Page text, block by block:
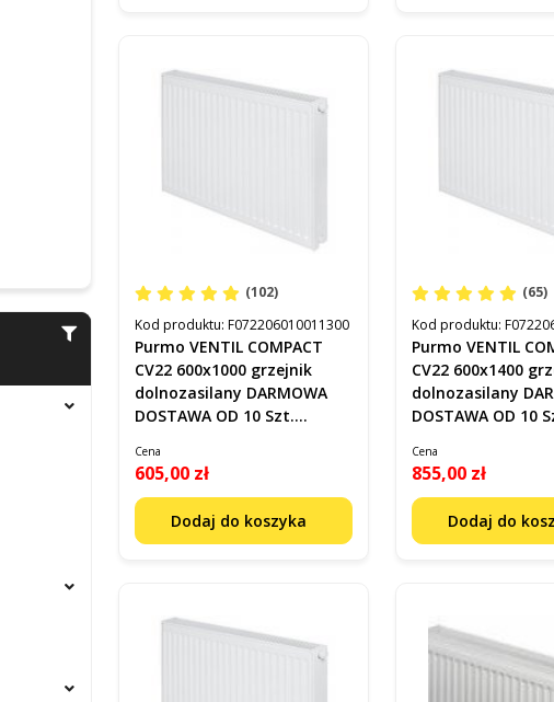
(102)
Kod produktu: F072206010011300
Purmo VENTIL COMPACT
CV22 600x1000 grzejnik
dolnozasilany DARMOWA
DOSTAWA OD 10 Szt.
Cena
605,00 zł
Dodaj do koszyka
(65)
Kod produktu:
Purmo VENTIL
CV22 600x1400
dolnozasilany
DOSTAWA OD 10
Cena
855,00 zł
Dodaj do